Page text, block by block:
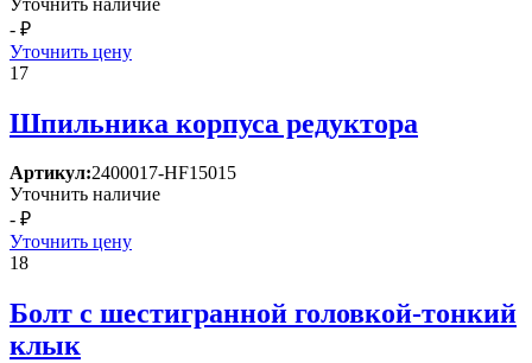
- ₽
Уточнить цену
17
Шпильника корпуса редуктора
Артикул:2400017-HF15015
Уточнить наличие
- ₽
Уточнить цену
18
Болт с шестигранной головкой-тонкий
клык